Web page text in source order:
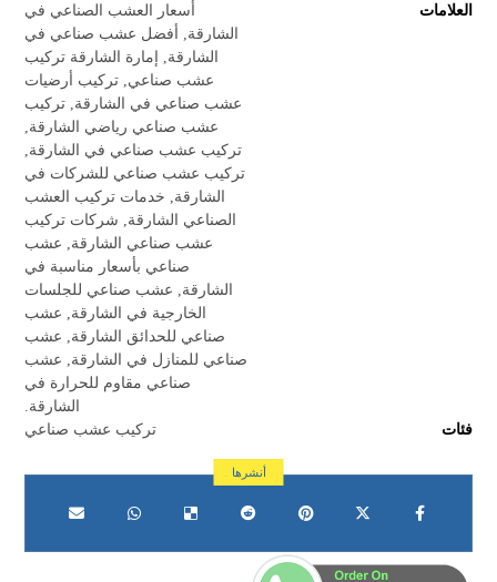
العلامات
أسعار العشب الصناعي في
الشارقة, أفضل عشب صناعي في
الشارقة, إمارة الشارقة تركيب
عشب صناعي, تركيب أرضيات
عشب صناعي في الشارقة, تركيب
عشب صناعي رياضي الشارقة,
تركيب عشب صناعي في الشارقة,
تركيب عشب صناعي للشركات في
الشارقة, خدمات تركيب العشب
الصناعي الشارقة, شركات تركيب
عشب صناعي الشارقة, عشب
صناعي بأسعار مناسبة في
الشارقة, عشب صناعي للجلسات
الخارجية في الشارقة, عشب
صناعي للحدائق الشارقة, عشب
صناعي للمنازل في الشارقة, عشب
صناعي مقاوم للحرارة في
الشارقة.
فئات
تركيب عشب صناعي